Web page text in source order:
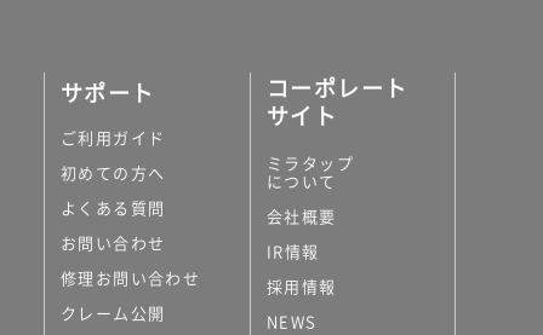
サポート
ご利用ガイド
初めての方へ
よくある質問
お問い合わせ
修理お問い合わせ
クレーム公開
コーポレート
サイト
ミラタップ
について
会社概要
IR情報
採用情報
NEWS